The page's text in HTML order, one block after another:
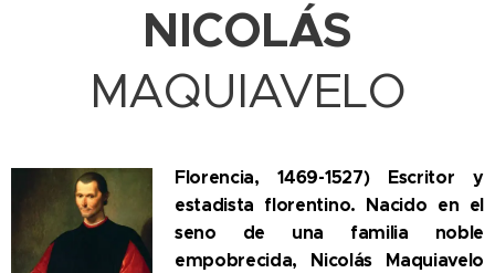
NICOLÁS
MAQUIAVELO
Florencia, 1469-1527) Escritor y
estadista florentino. Nacido en el
seno de una familia noble
empobrecida, Nicolás Maquiavelo